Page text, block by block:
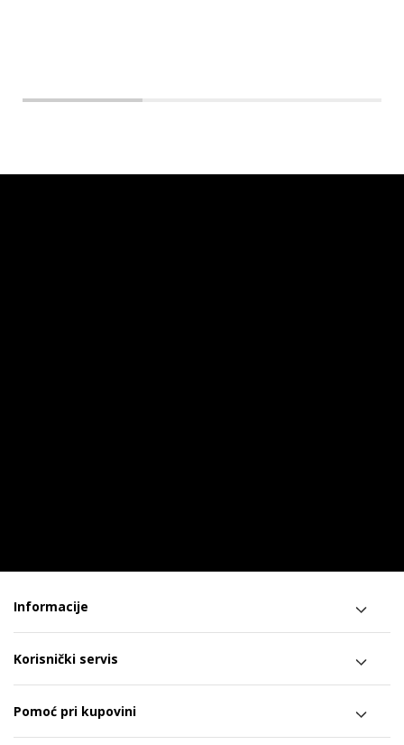
Informacije
Korisnički servis
Pomoć pri kupovini